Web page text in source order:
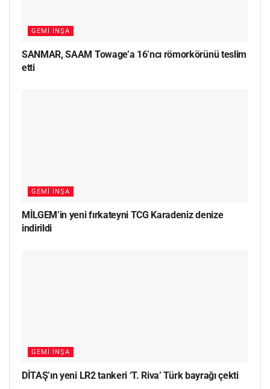
GEMI İNŞA
SANMAR, SAAM Towage’a 16’ncı römorkörünü teslim
etti
GEMI İNŞA
MİLGEM’in yeni fırkateyni TCG Karadeniz denize
indirildi
GEMI İNŞA
DİTAŞ’ın yeni LR2 tankeri ‘T. Riva’ Türk bayrağı çekti